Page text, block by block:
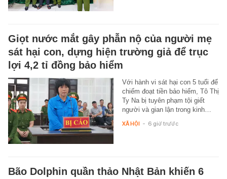
Giọt nước mắt gây phẫn nộ của người mẹ
sát hại con, dựng hiện trường giả để trục
lợi 4,2 tỉ đồng bảo hiểm
Với hành vi sát hại con 5 tuổi để
chiếm đoạt tiền bảo hiểm, Tô Thị
Ty Na bị tuyên phạm tội giết
người và gian lận trong kinh…
XÃ HỘI - 6 giờ trước
Bão Dolphin quần thảo Nhật Bản khiến 6